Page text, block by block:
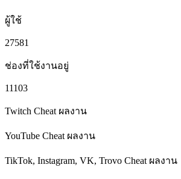
ผู้ใช้
27581
ช่องที่ใช้งานอยู่
11103
Twitch Cheat ผลงาน
YouTube Cheat ผลงาน
TikTok, Instagram, VK, Trovo Cheat ผลงาน